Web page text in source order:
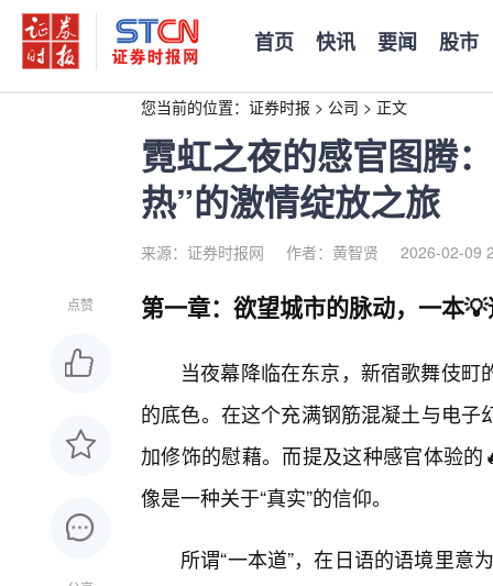
首页 快讯 要闻 股市
您当前的位置： 证券时报 > 公司 > 正文
霓虹之夜的感官图腾
热”的激情绽放之旅
来源：证券时报网 作者：黄智贤 2026-02-09
点赞 第一章：欲望城市的脉动，一本
当夜幕降临在东京，新宿歌舞伎
的底色。在这个充满钢筋混凝土与电
加修饰的慰藉。而提及这种感官体验
像是一种关于“真实”的信仰。
所谓“一本道”，在日语的语境里意